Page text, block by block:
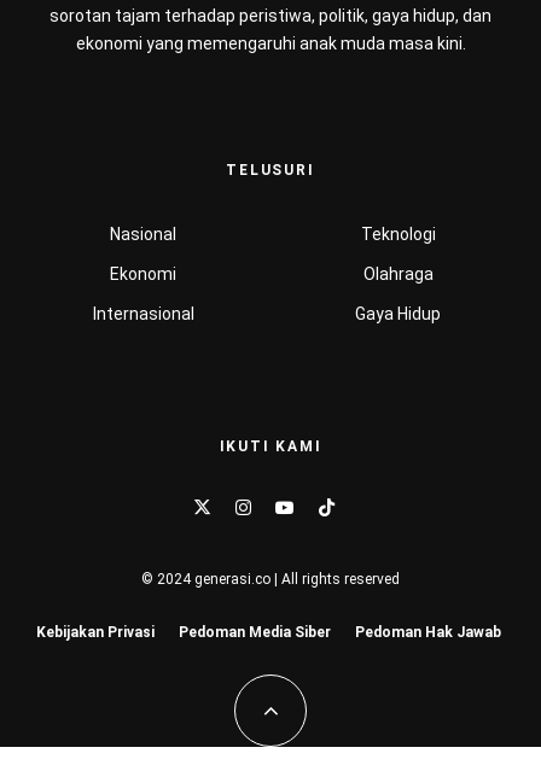
sorotan tajam terhadap peristiwa, politik, gaya hidup, dan
ekonomi yang memengaruhi anak muda masa kini.
TELUSURI
Nasional
Ekonomi
Internasional
Teknologi
Olahraga
Gaya Hidup
IKUTI KAMI
© 2024 generasi.co | All rights reserved
Kebijakan Privasi Pedoman Media Siber Pedoman Hak Jawab